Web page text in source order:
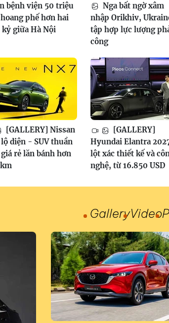
bệnh viện 50 triệu
hoang phế hơn hai
giữa Hà Nội
Nga bất ngờ xâm
nhập Orikhiv,
tập hợp lực lượng
công
[GALLERY] Nissan
diện - SUV thuần
rẻ lăn bánh hơn
[GALLERY]
Hyundai Elantra
lột xác thiết kế và
nghệ, từ 16.850 USD
GalleryVideo